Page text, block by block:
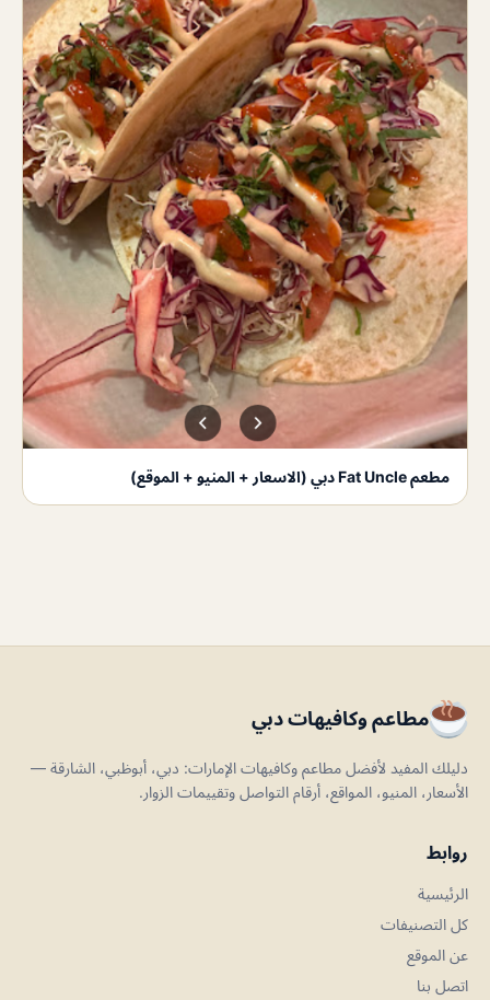
مطعم Fat Uncle دبي (الاسعار + المنيو + الموقع)
مطاعم وكافيهات دبي
دليلك المفيد لأفضل مطاعم وكافيهات الإمارات: دبي، أبوظبي، الشارقة —
الأسعار، المنيو، المواقع، أرقام التواصل وتقييمات الزوار.
روابط
الرئيسية
كل التصنيفات
عن الموقع
اتصل بنا